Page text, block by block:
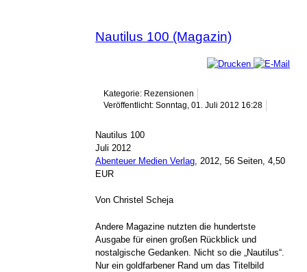
Nautilus 100 (Magazin)
Kategorie: Rezensionen
Veröffentlicht: Sonntag, 01. Juli 2012 16:28
Nautilus 100
Juli 2012
Abenteuer Medien Verlag, 2012, 56 Seiten, 4,50
EUR
Von Christel Scheja
Andere Magazine nutzten die hundertste
Ausgabe für einen großen Rückblick und
nostalgische Gedanken. Nicht so die „Nautilus“.
Nur ein goldfarbener Rand um das Titelbild